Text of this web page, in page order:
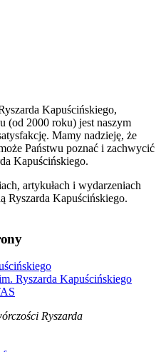
Kapuścińskiego,
(od 2000 roku) jest naszym
Mamy nadzieję, że
Państwu poznać i zachwycić
Kapuścińskiego.
artykułach i wydarzeniach
Ryszarda Kapuścińskiego.
Ryszarda Kapuścińskiego
Ryszarda